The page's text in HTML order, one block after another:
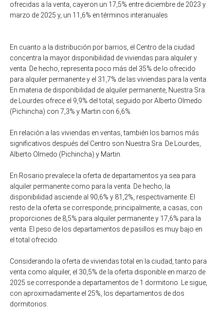
ofrecidas a la venta, cayeron un 17,5% entre diciembre de 2023 y
marzo de 2025 y, un 11,6% en términos interanuales
En cuanto a la distribución por barrios, el Centro de la ciudad
concentra la mayor disponibilidad de viviendas para alquiler y
venta. De hecho, representa poco más del 35% de lo ofrecido
para alquiler permanente y el 31,7% de las viviendas para la venta.
En materia de disponibilidad de alquiler permanente, Nuestra Sra.
de Lourdes ofrece el 9,9% del total, seguido por Alberto Olmedo
(Pichincha) con 7,3% y Martin con 6,6%.
En relación a las viviendas en ventas, también los barrios más
significativos después del Centro son Nuestra Sra. De Lourdes,
Alberto Olmedo (Pichincha) y Martin.
En Rosario prevalece la oferta de departamentos ya sea para
alquiler permanente como para la venta. De hecho, la
disponibilidad asciende al 90,6% y 81,2%, respectivamente. El
resto de la oferta se corresponde, principalmente, a casas, con
proporciones de 8,5% para alquiler permanente y 17,6% para la
venta. El peso de los departamentos de pasillos es muy bajo en
el total ofrecido.
Considerando la oferta de viviendas total en la ciudad, tanto para
venta como alquiler, el 30,5% de la oferta disponible en marzo de
2025 se corresponde a departamentos de 1 dormitorio. Le sigue,
con aproximadamente el 25%, los departamentos de dos
dormitorios.